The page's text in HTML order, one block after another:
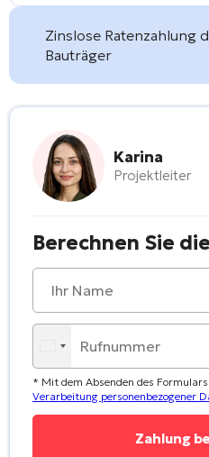
Zinslose Ratenzahlung
Bauträger
Karina
Projektleiter
Berechnen Sie
* Mit dem Absenden des
Verarbeitung personenbezogener